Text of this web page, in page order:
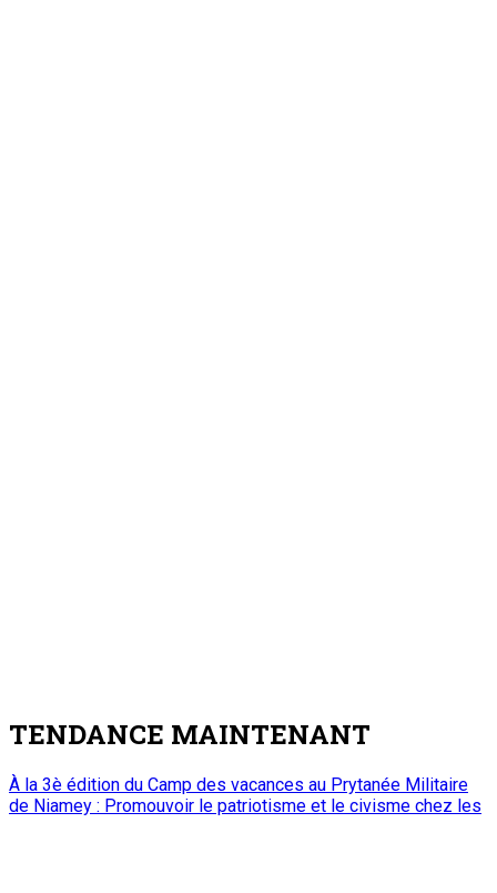
TENDANCE MAINTENANT
À la 3è édition du Camp des vacances au Prytanée Militaire
de Niamey : Promouvoir le patriotisme et le civisme chez les